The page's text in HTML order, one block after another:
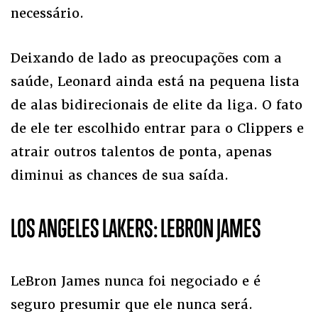
necessário.
Deixando de lado as preocupações com a
saúde, Leonard ainda está na pequena lista
de alas bidirecionais de elite da liga. O fato
de ele ter escolhido entrar para o Clippers e
atrair outros talentos de ponta, apenas
diminui as chances de sua saída.
LOS ANGELES LAKERS: LEBRON JAMES
LeBron James nunca foi negociado e é
seguro presumir que ele nunca será.